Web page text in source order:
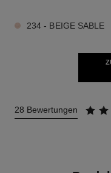
234 - BEIGE SABLE
28 Bewertungen